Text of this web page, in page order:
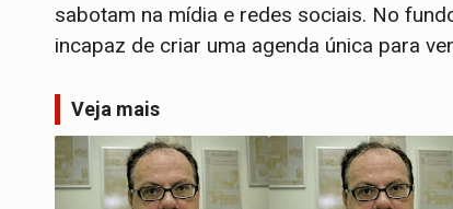
sabotam na mídia e redes sociais. No
incapaz de criar uma agenda única para
Veja mais